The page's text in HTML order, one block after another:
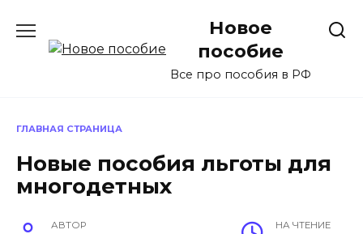
содержанию
Новое
пособие
Все про пособия в РФ
ГЛАВНАЯ СТРАНИЦА
Новые пособия льготы для
многодетных
АВТОР НА ЧТЕНИЕ